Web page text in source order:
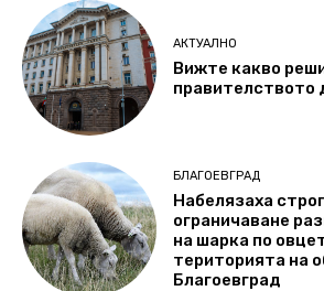
АКТУАЛНО
Вижте какво
правителството
БЛАГОЕВГРАД
Набелязаха
ограничаване
на шарка по
територията на
Благоевград